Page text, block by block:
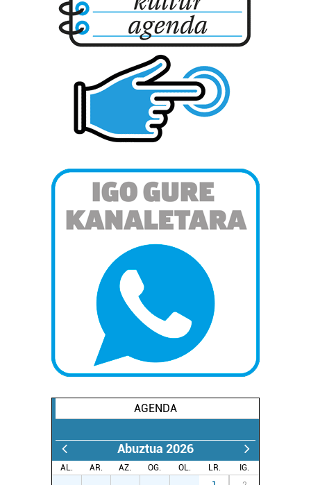
AGENDA
Abuztua 2026
AL. AR. AZ. OG. OL. LR.
IG.